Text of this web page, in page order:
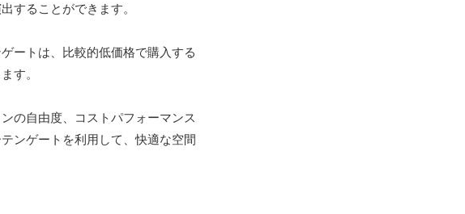
することができます。
ートは、比較的低価格で購入する
す。
の自由度、コストパフォーマンス
ンゲートを利用して、快適な空間